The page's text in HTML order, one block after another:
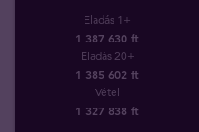
Eladás 1+
1 387 630 ft
Eladás 20+
1 385 602 ft
Vétel
1 327 838 ft